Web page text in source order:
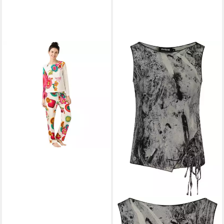
Longsleeve
Flower Lollipop von Desigual
DESIGUAL T-Shirt
Gemustertes schwarzes